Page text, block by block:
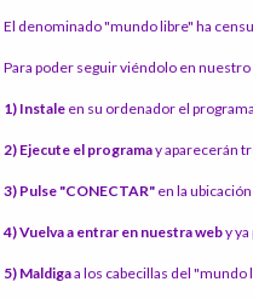
El denominado "mundo libre" ha
Para poder seguir viéndolo en
1) Instale en su ordenador el
2) Ejecute el programay aparecerán
3) Pulse "CONECTAR" en la
4) Vuelva a entrar en nuestra weby
5) Maldigaa los cabecillas del "mundo